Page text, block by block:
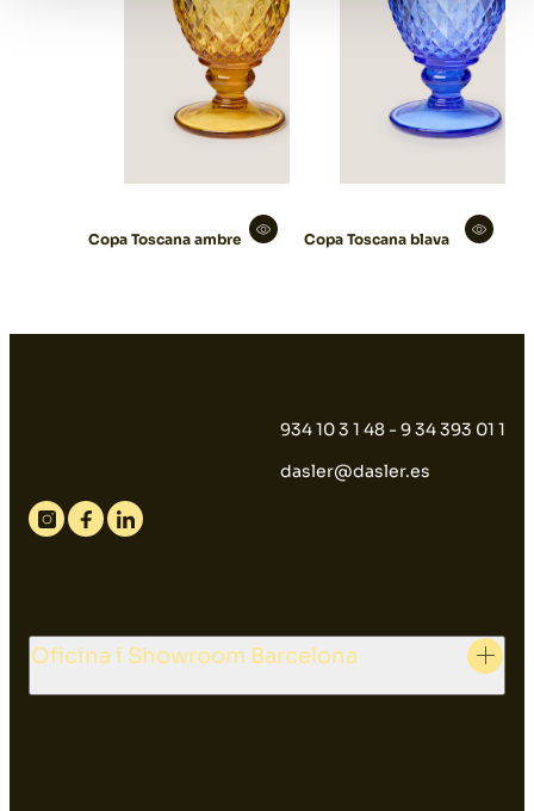
Copa Toscana ambre Copa Toscana blava
934 10 3 1 48 - 9 34 393 01 1
dasler@dasler.es
Instagram
FacebookLinkedin
Oficina i Showroom Barcelona